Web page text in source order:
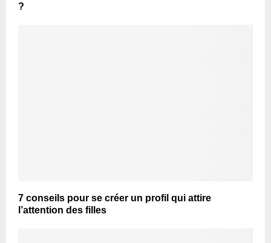
?
7 conseils pour se créer un profil qui attire
l’attention des filles